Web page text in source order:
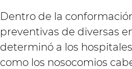
Dentro de la
preventivas de diversas
determinó a los
como los nosocomios